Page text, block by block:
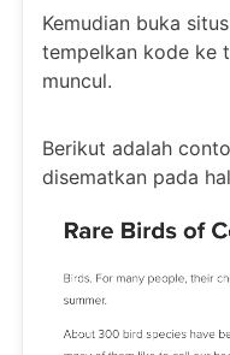
Kemudian buka
tempelkan kode ke
muncul.
Berikut adalah
disematkan pada